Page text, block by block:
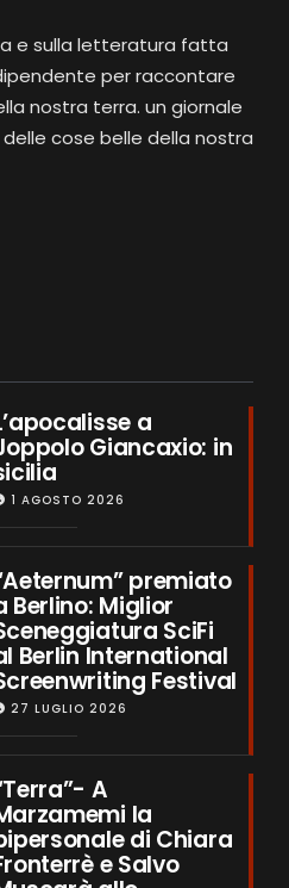
e sulla letteratura fatta
per raccontare
nostra terra. un giornale
cose belle della nostra
a
Giancaxio: in
1 AGOSTO 2026
premiato
Berlino: Miglior
SciFi
Berlin International
Festival
27 LUGLIO 2026
A
la
di Chiara
e Salvo